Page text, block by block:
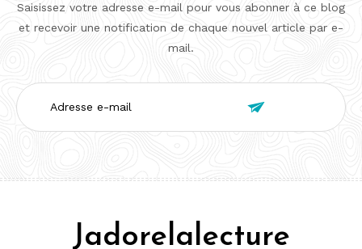
Saisissez votre adresse e-mail pour vous abonner à ce blog
et recevoir une notification de chaque nouvel article par e-
mail.
Adresse
e-
mail

Jadorelalecture